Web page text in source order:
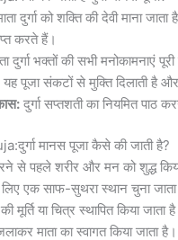
दुर्गा को शक्ति की देवी माना
करते हैं।
दुर्गा भक्तों की सभी मनोकामनाएं
यह पूजा संकटों से मुक्ति दिलाती है
दुर्गा सप्तशती का नियमित पाठ
मानस पूजा कैसे की जाती है?
से पहले शरीर और मन को शुद्ध
एक साफ-सुथरा स्थान चुना
की मूर्ति या चित्र स्थापित किया जाता
माता का स्वागत किया जाता है।